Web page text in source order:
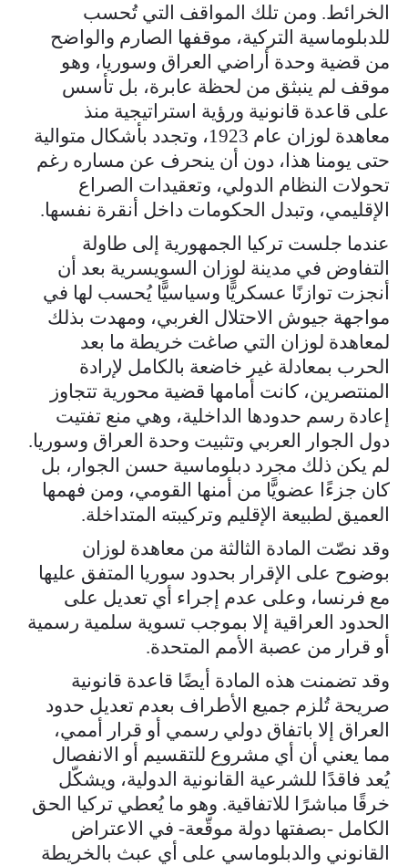
الخرائط. ومن تلك المواقف التي تُحسب
للدبلوماسية التركية، موقفها الصارم والواضح
من قضية وحدة أراضي العراق وسوريا، وهو
موقف لم ينبثق من لحظة عابرة، بل تأسس
على قاعدة قانونية ورؤية استراتيجية منذ
معاهدة لوزان عام 1923، وتجدد بأشكال متوالية
حتى يومنا هذا، دون أن ينحرف عن مساره رغم
تحولات النظام الدولي، وتعقيدات الصراع
الإقليمي، وتبدل الحكومات داخل أنقرة نفسها.
عندما جلست تركيا الجمهورية إلى طاولة
التفاوض في مدينة لوزان السويسرية بعد أن
أنجزت توازنًا عسكريًّا وسياسيًّا يُحسب لها في
مواجهة جيوش الاحتلال الغربي، ومهدت بذلك
لمعاهدة لوزان التي صاغت خريطة ما بعد
الحرب بمعادلة غير خاضعة بالكامل لإرادة
المنتصرين، كانت أمامها قضية محورية تتجاوز
إعادة رسم حدودها الداخلية، وهي منع تفتيت
دول الجوار العربي وتثبيت وحدة العراق وسوريا.
لم يكن ذلك مجرد دبلوماسية حسن الجوار، بل
كان جزءًا عضويًّا من أمنها القومي، ومن فهمها
العميق لطبيعة الإقليم وتركيبته المتداخلة.
وقد نصّت المادة الثالثة من معاهدة لوزان
بوضوح على الإقرار بحدود سوريا المتفق عليها
مع فرنسا، وعلى عدم إجراء أي تعديل على
الحدود العراقية إلا بموجب تسوية سلمية رسمية
أو قرار من عصبة الأمم المتحدة.
وقد تضمنت هذه المادة أيضًا قاعدة قانونية
صريحة تُلزم جميع الأطراف بعدم تعديل حدود
العراق إلا باتفاق دولي رسمي أو قرار أممي،
مما يعني أن أي مشروع للتقسيم أو الانفصال
يُعد فاقدًا للشرعية القانونية الدولية، ويشكّل
خرقًا مباشرًا للاتفاقية. وهو ما يُعطي تركيا الحق
الكامل -بصفتها دولة موقّعة- في الاعتراض
القانوني والدبلوماسي على أي عبث بالخريطة